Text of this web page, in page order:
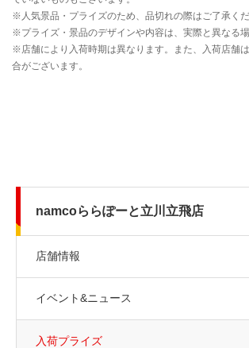
namcoららぽーと立川立飛店
店舗情報
イベント&ニュース
入荷プライズ